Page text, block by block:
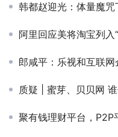
韩都赵迎光：体量魔
阿里回应美将淘宝列入
郎咸平：乐视和互联
质疑 | 蜜芽、贝贝网
聚有钱理财平台，P2P